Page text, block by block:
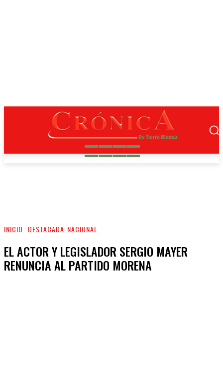
INICIO DESTACADA-NACIONAL
EL ACTOR Y LEGISLADOR SERGIO MAYER
RENUNCIA AL PARTIDO MORENA